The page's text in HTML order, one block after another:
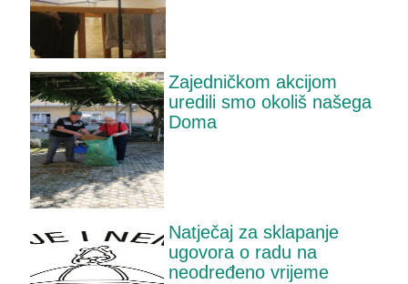
Zajedničkom akcijom
uredili smo okoliš našega
Doma
Natječaj za sklapanje
ugovora o radu na
neodređeno vrijeme